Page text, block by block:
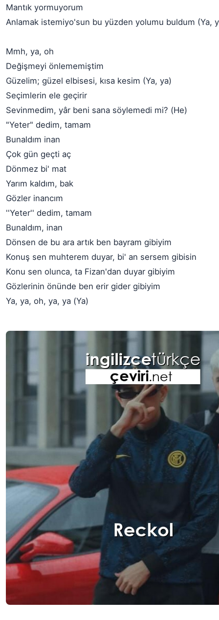
Mantık yormuyorum
Anlamak istemiyo'sun bu yüzden yolumu buldum (Ya,
Mmh, ya, oh
Değişmeyi önlememiştim
Güzelim; güzel elbisesi, kısa kesim (Ya, ya)
Seçimlerin ele geçirir
Sevinmedim, yâr beni sana söylemedi mi? (He)
"Yeter" dedim, tamam
Bunaldım inan
Çok gün geçti aç
Dönmez bi' mat
Yarım kaldım, bak
Gözler inancım
''Yeter'' dedim, tamam
Bunaldım, inan
Dönsen de bu ara artık ben bayram gibiyim
Konuş sen muhterem duyar, bi' an sersem gibisin
Konu sen olunca, ta Fizan'dan duyar gibiyim
Gözlerinin önünde ben erir gider gibiyim
Ya, ya, oh, ya, ya (Ya)